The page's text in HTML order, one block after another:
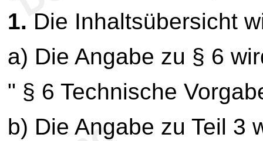
1. Die Inhaltsübersicht
a) Die Angabe zu § 6
" § 6 Technische
b) Die Angabe zu Teil 3